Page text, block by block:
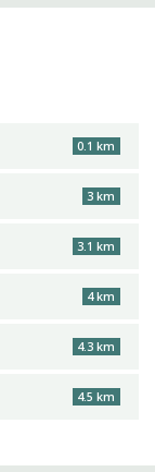
0.1 km
3 km
3.1 km
4 km
4.3 km
4.5 km